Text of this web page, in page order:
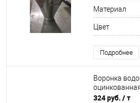
Материал
Цвет
Подробнее
Воронка
324 руб. / т